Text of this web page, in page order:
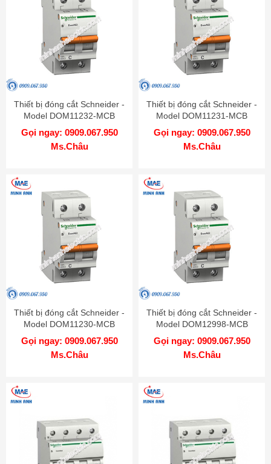
Thiết bị đóng cắt Schneider -
Model DOM11232-MCB
Gọi ngay: 0909.067.950
Ms.Châu
Thiết bị đóng cắt Schneider -
Model DOM11231-MCB
Gọi ngay: 0909.067.950
Ms.Châu
Thiết bị đóng cắt Schneider -
Model DOM11230-MCB
Gọi ngay: 0909.067.950
Ms.Châu
Thiết bị đóng cắt Schneider -
Model DOM12998-MCB
Gọi ngay: 0909.067.950
Ms.Châu